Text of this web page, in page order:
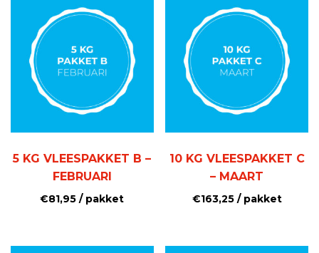
5 KG VLEESPAKKET B –
FEBRUARI
€81,95 / pakket
10 KG VLEESPAKKET C
– MAART
€163,25/ pakket